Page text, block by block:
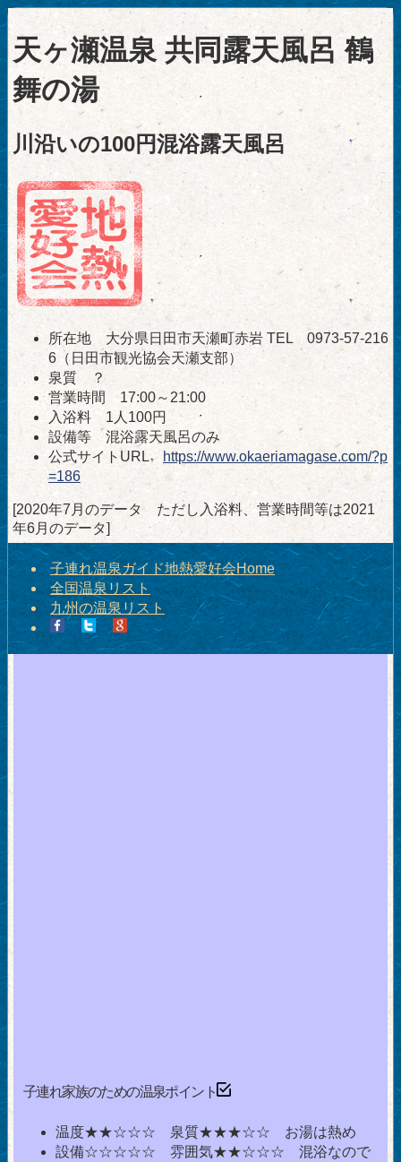
天ヶ瀬温泉 共同露天風呂 鶴
舞の湯
川沿いの100円混浴露天風呂
所在地 大分県日田市天瀬町赤岩 TEL 0973-57-216
6（日田市観光協会天瀬支部）
泉質 ？
営業時間 17:00～21:00
入浴料 1人100円
設備等 混浴露天風呂のみ
公式サイトURL https://www.okaeriamagase.com/?p
=186
[2020年7月のデータ ただし入浴料、営業時間等は2021
年6月のデータ]
子連れ温泉ガイド地熱愛好会Home
全国温泉リスト
九州の温泉リスト
子連れ家族のための温泉ポイント
温度★★☆☆☆ 泉質★★★☆☆ お湯は熱め
設備☆☆☆☆☆ 雰囲気★★☆☆☆ 混浴なので